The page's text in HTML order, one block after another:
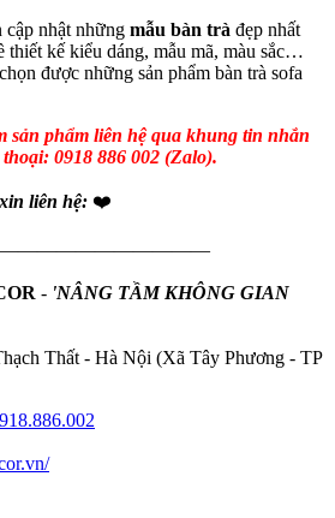
nhật những mẫu bàn trà đẹp nhất
thiết kế kiểu dáng, mẫu mã, màu sắc…
được những sản phẩm bàn trà sofa
sản phẩm liên hệ qua khung tin nhắn
0918 886 002 (Zalo).
liên hệ: ❤️
- 'NÂNG TẦM KHÔNG GIAN
Thất - Hà Nội (Xã Tây Phương - TP